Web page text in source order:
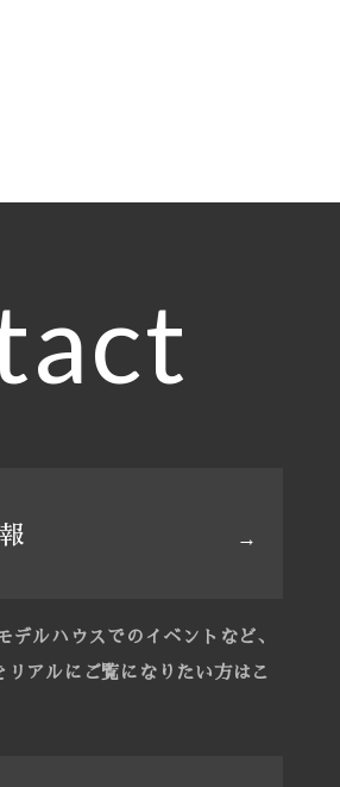
デルハウスでのイベントなど、
アルにご覧になりたい方はこ